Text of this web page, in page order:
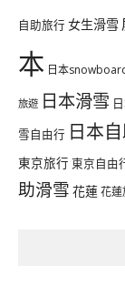
自助旅行 女生滑雪
本 日本
旅遊 日本滑雪
雪自由行 日本
東京旅行 東京自由
助滑雪 花蓮花蓮